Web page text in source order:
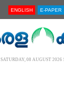
ENGLISH E-PAPER
SATURDAY, 08 AUGUST 2026